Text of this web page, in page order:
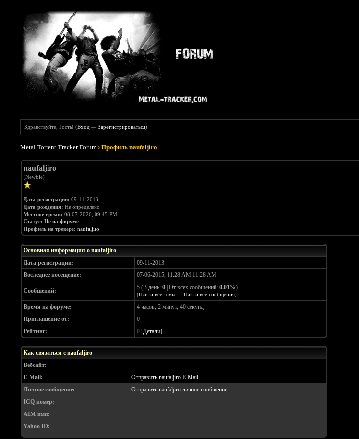
Здравствуйте, Гость! (Вход —Зарегистрироваться)
Metal Torrent Tracker Forum ›Профиль naufaljiro
naufaljiro
(Newbie)
Дата регистрации: 09-11-2013
Дата рождения: Не определено
Местное время: 08-07-2026, 09:45 PM
Статус: Не на форуме
Профиль на трекере: naufaljiro
Основная информация о naufaljiro
Дата регистрации:
09-11-2013
Воследнее посещение:
07-06-2015, 11:28 AM 11:28 AM
Сообщений: 5 (В день: 0| От всех сообщений: 0.01%)
(Найти все темы— Найти все сообщения)
Время на форуме:
4 часов, 2 минут, 40 секунд
Приглашение от:
0
Рейтинг:
0 [Детали]
Как связаться с naufaljiro
Вебсайт:
E-Mail:
Отправить naufaljiro E-Mail.
Личное сообщение:
Отправить naufaljiro личное сообщение.
ICQ номер:
AIM имя:
Yahoo ID: